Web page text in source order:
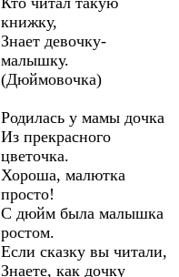
книжку,
Знает девочку-
малышку.
(Дюймовочка)
Родилась у мамы дочка
Из прекрасного
цветочка.
Хороша, малютка
просто!
С дюйм была малышка
ростом.
Если сказку вы читали,
Знаете, как дочку